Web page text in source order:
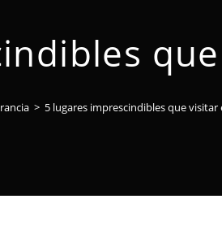
> 5 lugares imprescindibles que visitar